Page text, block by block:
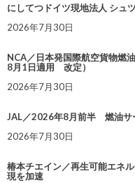
にしてつドイツ現地法人 シュ
2026年7月30日
NCA／日本発国際航空貨物燃
8月1日適用 改定）
2026年7月30日
JAL／2026年8月前半 燃油サ
2026年7月30日
椿本チエイン／再生可能エネ
現を加速